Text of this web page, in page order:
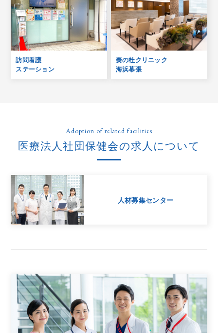
訪問看護
ステーション
奏の杜クリニック
海浜幕張
Adoption of related facilities
医療法人社団保健会の求人について
人材募集センター